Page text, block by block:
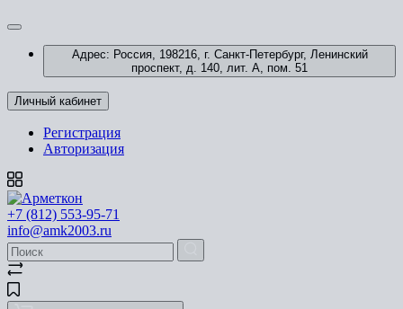
Адрес: Россия, 198216, г. Санкт-Петербург, Ленинский
проспект, д. 140, лит. А, пом. 51
Личный кабинет
Регистрация
Авторизация
+7 (812) 553-95-71
info@amk2003.ru